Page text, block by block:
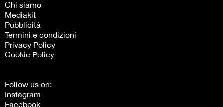
Chi siamo
Mediakit
Pubblicità
Termini e condizioni
Privacy Policy
Cookie Policy
Follow us on:
Instagram
Facebook